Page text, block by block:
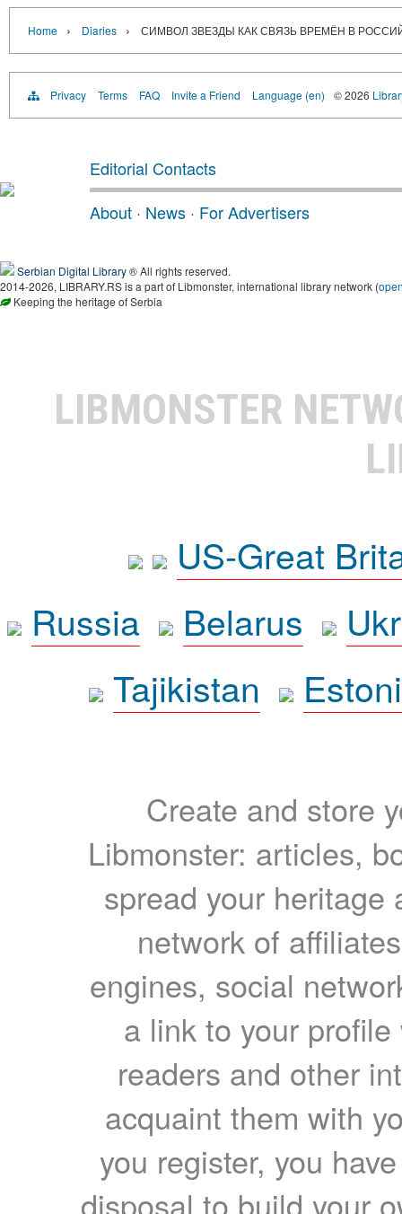
Home › Diaries › СИМВОЛ ЗВЕЗДЫ КАК СВЯЗЬ ВРЕМЁН В
Privacy Terms FAQ Invite a Friend Language (en) © 2026
Editorial Contacts
About · News · For Advertisers
Serbian Digital Library® All rights reserved.
2014-2026, LIBRARY.RS is a part of Libmonster, international library network (
Keeping the heritage of Serbia
LIBMONSTER
US-Great
Russia
Belarus
Tajikistan
Create and store
Libmonster: articles,
spread your heritage
network of
engines, social
a link to your
readers and other
acquaint them with
you register, you
disposal to build your